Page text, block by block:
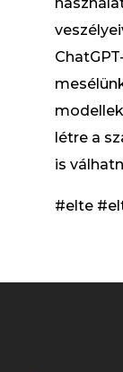
létre a
is
#elte